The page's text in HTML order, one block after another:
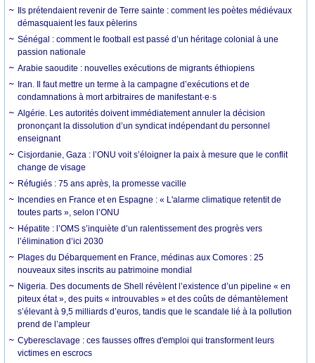
Ils prétendaient revenir de Terre sainte : comment les poètes médiévaux
démasquaient les faux pèlerins
Sénégal : comment le football est passé d’un héritage colonial à une
passion nationale
Arabie saoudite : nouvelles exécutions de migrants éthiopiens
Iran. Il faut mettre un terme à la campagne d’exécutions et de
condamnations à mort arbitraires de manifestant·e·s
Algérie. Les autorités doivent immédiatement annuler la décision
prononçant la dissolution d’un syndicat indépendant du personnel
enseignant
Cisjordanie, Gaza : l’ONU voit s’éloigner la paix à mesure que le conflit
change de visage
Réfugiés : 75 ans après, la promesse vacille
Incendies en France et en Espagne : « L'alarme climatique retentit de
toutes parts », selon l’ONU
Hépatite : l’OMS s’inquiète d’un ralentissement des progrès vers
l’élimination d’ici 2030
Plages du Débarquement en France, médinas aux Comores : 25
nouveaux sites inscrits au patrimoine mondial
Nigeria. Des documents de Shell révèlent l’existence d’un pipeline « en
piteux état », des puits « introuvables » et des coûts de démantèlement
s’élevant à 9,5 milliards d’euros, tandis que le scandale lié à la pollution
prend de l’ampleur
Cyberesclavage : ces fausses offres d'emploi qui transforment leurs
victimes en escrocs